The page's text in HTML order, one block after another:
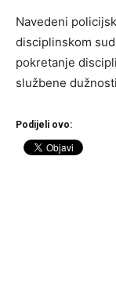
Navedeni
disciplinskom
pokretanje
službene
Podijeli ovo: